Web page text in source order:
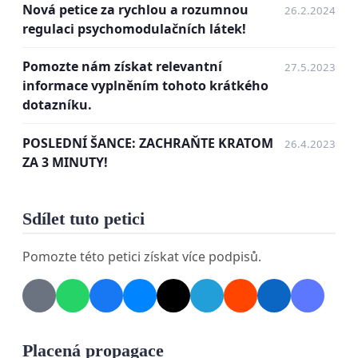
Regulace kratomujako psychomodulační látky
nezbytná k ochraně spotřebitelů
zajistí, ževšechny produkty kratomu splňují
přísné standardy kvality
prodejcům klástodpovědnost za bezpečnosta
pohodlí svých zákazníků.
konce roku. Než se tak stane,
Slovenská Asociace za Kratom kodex, díky
regulace začít fungovat v rámci dnů a týdnů
Kodex je připravený, právně i organizačně ukotvený
Nová petice za rychlou a rozumnou
regulaci psychomodulačních látek!
26.2.2024
Pomozte nám získat relevantní
informace vyplněním tohoto krátkého
dotazníku.
27.5.2023
POSLEDNÍ ŠANCE: ZACHRAŇTE KRATOM
ZA 3 MINUTY!
26.4.2023
Sdílet tuto petici
Pomozte této petici získat více podpisů.
Placená propagace